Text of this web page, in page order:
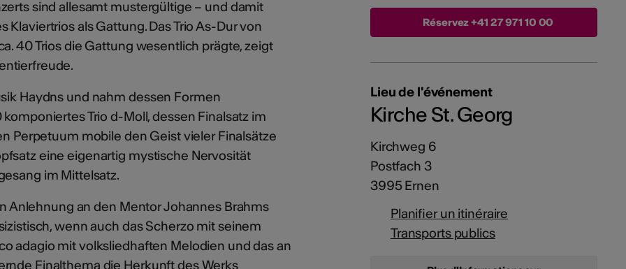
sind allesamt mustergültige – und damit
Klaviertrios als Gattung. Das Trio As-Dur von
40 Trios die Gattung wesentlich prägte, zeigt
Haydns und nahm dessen Formen
Trio d-Moll, dessen Finalsatz im
Perpetuum mobile den Geist vieler Finalsätze
eine eigenartig mystische Nervosität
im Mittelsatz.
Anlehnung an den Mentor Johannes Brahms
wenn auch das Scherzo mit seinem
adagio mit volksliedhaften Melodien und das an
Finalthema die Herkunft des Werks
Réservez+41 27 971 10 00
Lieu de l'événement
Kirche St. Georg
Kirchweg 6
Postfach 3
3995 Ernen
Planifier un itinéraire
Transports publics